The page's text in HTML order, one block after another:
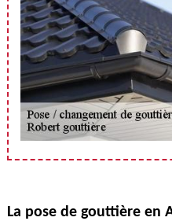
La pose de gouttière en